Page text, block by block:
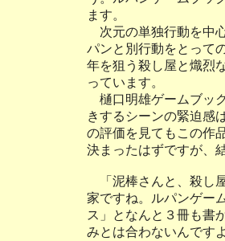
ます。
次元の単独行動を中
パンと別行動をとって
年を狙う殺し屋と熾烈
っています。
樋口明雄ゲームブッ
きするシーンの緊迫感
の評価を見てもこの作
決まったはずですが、
「泥棒さんと、殺し
家ですね。ルパンゲー
ス」となんと３冊も書
みとは合わないんですよ